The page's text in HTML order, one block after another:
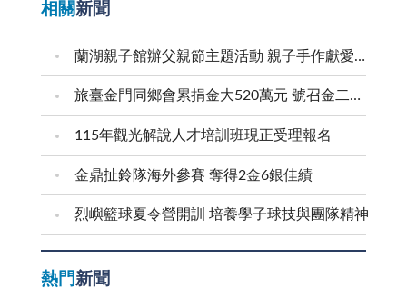
相關新聞
蘭湖親子館辦父親節主題活動 親子手作獻愛爸爸
旅臺金門同鄉會累捐金大520萬元 號召金二代金三代返鄉求學
115年觀光解說人才培訓班現正受理報名
金鼎扯鈴隊海外參賽 奪得2金6銀佳績
烈嶼籃球夏令營開訓 培養學子球技與團隊精神
熱門 新聞